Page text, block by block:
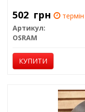
502 грн
термін
Артикул:
OSRAM
КУПИТИ